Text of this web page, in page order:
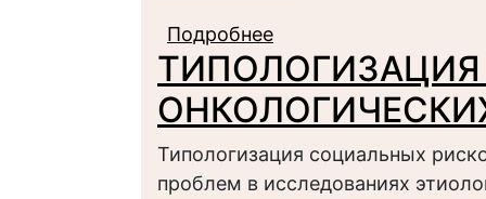
Подробнее
КОЛУМБИИ:
Типологизация социальных
проблем в исследованиях